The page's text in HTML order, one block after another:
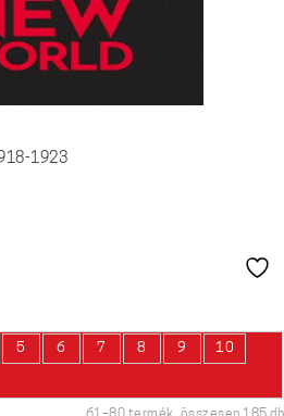
1923
5 6 7 8 9 10